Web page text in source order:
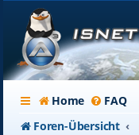
Home FAQ
Foren-Übersicht